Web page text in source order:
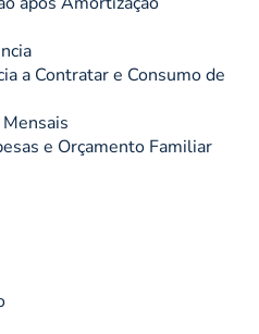
a Contratar e Consumo de
e Orçamento Familiar